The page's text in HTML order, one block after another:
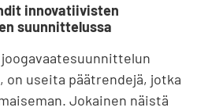
innovatiivisten
suunnittelussa
on useita päätrendejä, jotka
Jokainen näistä